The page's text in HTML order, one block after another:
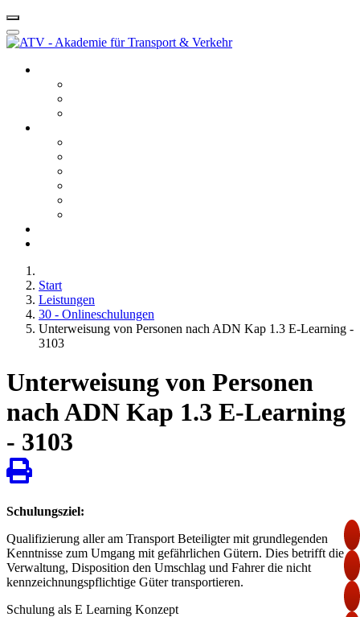
Start
Leistungen
30 - Onlineschulungen
Unterweisung von Personen nach ADN Kap 1.3 E-Learning -
3103
Unterweisung von Personen
nach ADN Kap 1.3 E-Learning
- 3103
Schulungsziel:
Qualifizierung aller am Transport Beteiligter mit grundlegenden
Kenntnisse zum Umgang mit gefährlichen Gütern. Dies betrifft die
Verwaltung, Disposition den Umschlag und Fahrer die nicht
kennzeichnungspflichtige Güter transportieren.
Schulung als E Learning Konzept